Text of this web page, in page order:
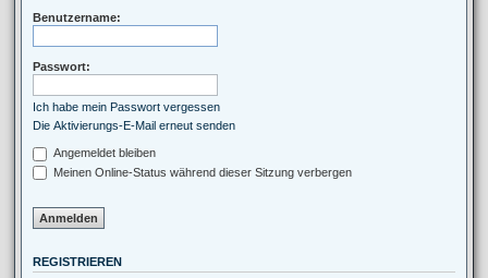
Benutzername:
Passwort:
Ich habe mein Passwort vergessen
Die Aktivierungs-E-Mail erneut senden
Angemeldet bleiben
Meinen Online-Status während dieser Sitzung verbergen
REGISTRIEREN